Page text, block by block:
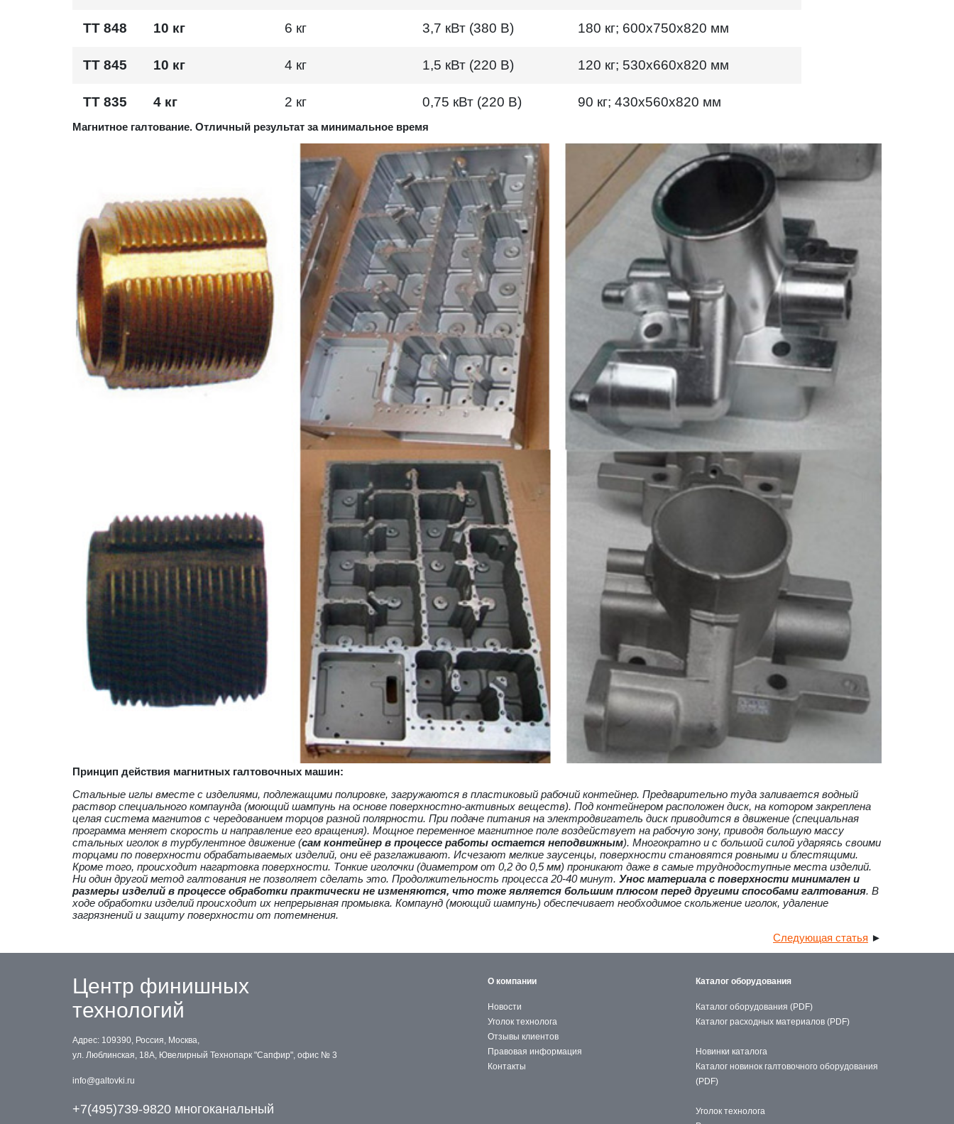
TT 848 10 кг 6 кг 3,7 кВт (380 В) 180 кг; 600х750х820 мм
TT 845 10 кг 4 кг 1,5 кВт (220 В) 120 кг; 530х660х820 мм
TT 835 4 кг 2 кг 0,75 кВт (220 В) 90 кг; 430х560х820 мм
Магнитное галтование. Отличный результат за минимальное время
Принцип действия магнитных галтовочных машин:
Стальные иглы вместе с изделиями, подлежащими полировке, загружаются в пластиковый рабочий контейнер. Предварительно туда заливается водный
раствор специального компаунда (моющий шампунь на основе поверхностно-активных веществ). Под контейнером расположен диск, на котором закреплена
целая система магнитов с чередованием торцов разной полярности. При подаче питания на электродвигатель диск приводится в движение (специальная
программа меняет скорость и направление его вращения). Мощное переменное магнитное поле воздействует на рабочую зону, приводя большую массу
стальных иголок в турбулентное движение (сам контейнер в процессе работы остается неподвижным). Многократно и с большой силой ударяясь своими
торцами по поверхности обрабатываемых изделий, они её разглаживают. Исчезают мелкие заусенцы, поверхности становятся ровными и блестящими.
Кроме того, происходит нагартовка поверхности. Тонкие иголочки (диаметром от 0,2 до 0,5 мм) проникают даже в самые труднодоступные места изделий.
Ни один другой метод галтования не позволяет сделать это. Продолжительность процесса 20-40 минут. Унос материала с поверхности минимален и
размеры изделий в процессе обработки практически не изменяются, что тоже является большим плюсом перед другими способами галтования. В
ходе обработки изделий происходит их непрерывная промывка. Компаунд (моющий шампунь) обеспечивает необходимое скольжение иголок, удаление
загрязнений и защиту поверхности от потемнения.
Следующая статья ►
Центр финишных
технологий
Адрес: 109390, Россия, Москва,
ул. Люблинская, 18А, Ювелирный Технопарк "Сапфир", офис № 3
info@galtovki.ru
+7(495)739-9820 многоканальный
О компании
Новости
Уголок технолога
Отзывы клиентов
Правовая информация
Контакты
Каталог оборудования
Каталог оборудования (PDF)
Каталог расходных материалов (PDF)
Новинки каталога
Каталог новинок галтовочного оборудования
(PDF)
Уголок технолога